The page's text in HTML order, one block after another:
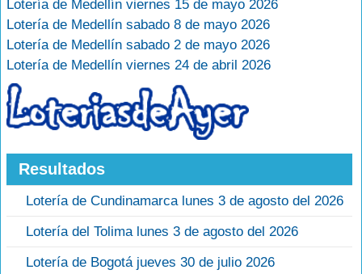
Lotería de Medellín viernes 15 de mayo 2026
Lotería de Medellín sabado 8 de mayo 2026
Lotería de Medellín sabado 2 de mayo 2026
Lotería de Medellín viernes 24 de abril 2026
Resultados
Lotería de Cundinamarca lunes 3 de agosto del 2026
Lotería del Tolima lunes 3 de agosto del 2026
Lotería de Bogotá jueves 30 de julio 2026